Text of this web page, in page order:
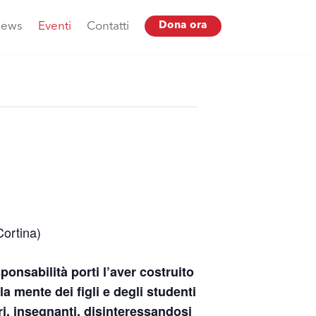
Eventi Contatti Dona ora
porti l’aver costruito
mente dei figli e degli studenti
insegnanti, disinteressandosi